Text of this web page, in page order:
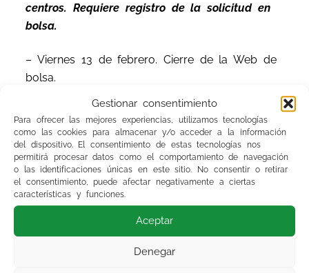
Gestionar consentimiento
Para ofrecer las mejores experiencias, utilizamos tecnologías
como las cookies para almacenar y/o acceder a la información
del dispositivo. El consentimiento de estas tecnologías nos
permitirá procesar datos como el comportamiento de navegación
o las identificaciones únicas en este sitio. No consentir o retirar
el consentimiento, puede afectar negativamente a ciertas
características y funciones.
Aceptar
Denegar
centros. Requiere registro de la solicitud en
bolsa.
– Viernes 13 de febrero. Cierre de la Web de
bolsa.
– Desde viernes 13 por la tarde hasta el jueves
19. Plazo para la generación de las listas
actualizadas por centro en la página Web del
SAS.
– Jueves 19 de febrero. Fin de plazo de la
petición de disponibilidad en los centros
actuales (previo a la actualización). Requiere
registro de la solicitud en bolsa.